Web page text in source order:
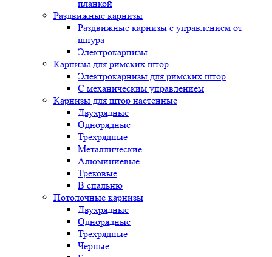
планкой
Раздвижные карнизы
Раздвижные карнизы с управлением от
шнура
Электрокарнизы
Карнизы для римских штор
Электрокарнизы для римских штор
C механическим управлением
Карнизы для штор настенные
Двухрядные
Однорядные
Трехрядные
Металлические
Алюминиевые
Трековые
В спальню
Потолочные карнизы
Двухрядные
Однорядные
Трехрядные
Черные